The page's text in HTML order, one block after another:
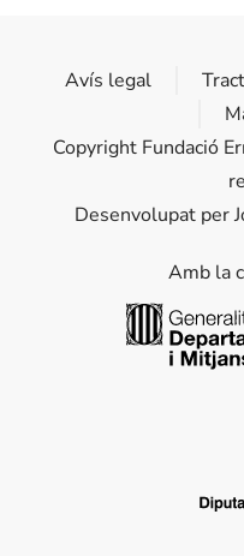
Avís legal
Copyright Fundació
Desenvolupat per
Amb la